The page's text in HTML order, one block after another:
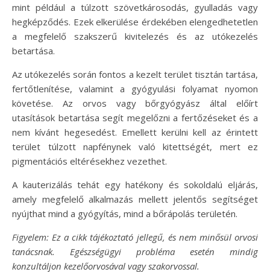
mint például a túlzott szövetkárosodás, gyulladás vagy
hegképződés. Ezek elkerülése érdekében elengedhetetlen
a megfelelő szakszerű kivitelezés és az utókezelés
betartása.
Az utókezelés során fontos a kezelt terület tisztán tartása,
fertőtlenítése, valamint a gyógyulási folyamat nyomon
követése. Az orvos vagy bőrgyógyász által előírt
utasítások betartása segít megelőzni a fertőzéseket és a
nem kívánt hegesedést. Emellett kerülni kell az érintett
terület túlzott napfénynek való kitettségét, mert ez
pigmentációs eltérésekhez vezethet.
A kauterizálás tehát egy hatékony és sokoldalú eljárás,
amely megfelelő alkalmazás mellett jelentős segítséget
nyújthat mind a gyógyítás, mind a bőrápolás területén.
Figyelem: Ez a cikk tájékoztató jellegű, és nem minősül orvosi
tanácsnak. Egészségügyi probléma esetén mindig
konzultáljon kezelőorvosával vagy szakorvossal.